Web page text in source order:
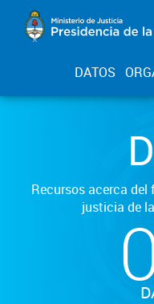
DATOS
Recursos acerca
justicia de